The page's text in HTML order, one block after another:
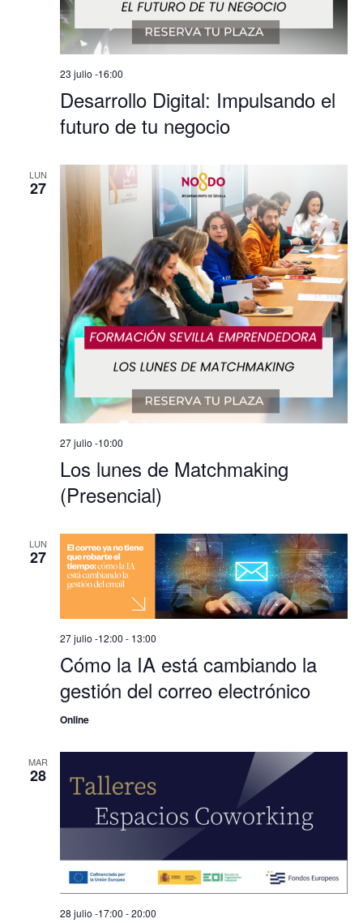
Desarrollo Digital: Impulsando el
futuro de tu negocio
23 julio -16:00
LUN
27
Los lunes de Matchmaking
(Presencial)
27 julio -10:00
LUN
27
Cómo la IA está cambiando la
gestión del correo electrónico
27 julio -12:00 - 13:00
Online
MAR
28
28 julio -17:00 -20:00